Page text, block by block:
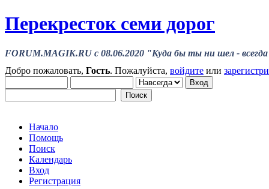
Перекресток семи дорог
FORUM.MAGIK.RU c 08.06.2020 "Куда бы ты ни шел - всегда
Добро пожаловать, Гость. Пожалуйста, войдите или
Начало
Помощь
Поиск
Календарь
Вход
Регистрация